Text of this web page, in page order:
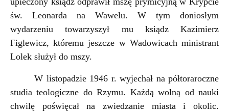
św. Leonarda na Wawelu. W tym doniosłym
wydarzeniu towarzyszył mu ksiądz Kazimierz
Figlewicz, któremu jeszcze w Wadowicach ministrant
Lolek służył do mszy.
W listopadzie 1946 r. wyjechał na półtoraroczne
studia teologiczne do Rzymu. Każdą wolną od nauki
chwilę poświęcał na zwiedzanie miasta i okolic.